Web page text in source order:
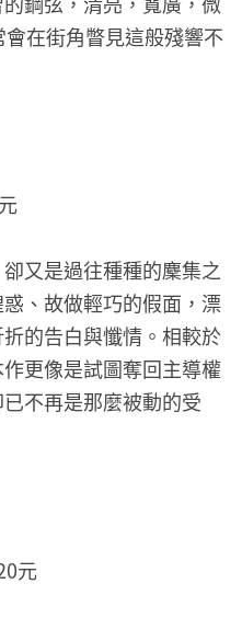
在街角瞥見這般殘響不
又是過往種種的麇集之
、故做輕巧的假面，漂
的告白與懺情。相較於
更像是試圖奪回主導權
不再是那麼被動的受
元